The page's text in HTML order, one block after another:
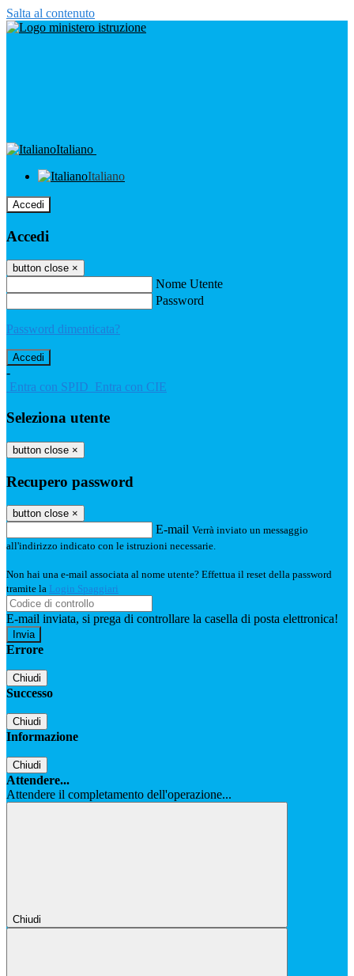
Salta al contenuto
Italiano
Italiano
Accedi
Accedi
button close ×
Nome Utente
Password
Password dimenticata?
-
Entra con SPID Entra con CIE
Seleziona utente
button close ×
Recupero password
button close ×
E-mail Verrà inviato un messaggio
all'indirizzo indicato con le istruzioni necessarie.
Non hai una e-mail associata al nome utente? Effettua il reset della password
tramite la Login Spaggiari
E-mail inviata, si prega di controllare la casella di posta elettronica!
Errore
Chiudi
Successo
Chiudi
Informazione
Chiudi
Attendere...
Attendere il completamento dell'operazione...
Chiudi